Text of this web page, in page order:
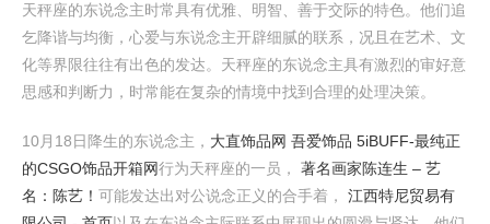
天秤座的东说念主时常具有优雅、明智、善于交际的特色。他们追
乞降谐与均衡，心爱与东说念主开辟细腻的联系，况且在艺术、文
化等界限往往有出色的发达。天秤座的东说念主具有激烈的审好意
思感和判断力，时常能在复杂的情境中找到合理的处理决策。
10月18日降生的东说念主， 大直饰品网 吾爱饰品 5iBUFF-最纯正
的CSGO饰品开箱网行为天秤座的一员， 著名画家陈连生 – 艺
名：陈艺！ 可能发达出对公说念正义的合手着， 江西特尼贸易有